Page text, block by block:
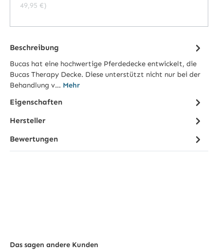
49,95 €)
Beschreibung
Bucas hat eine hochwertige Pferdedecke entwickelt, die
Bucas Therapy Decke. Diese unterstützt nicht nur bei der
Behandlung v… Mehr
Eigenschaften
Hersteller
Bewertungen
Das sagen andere Kunden